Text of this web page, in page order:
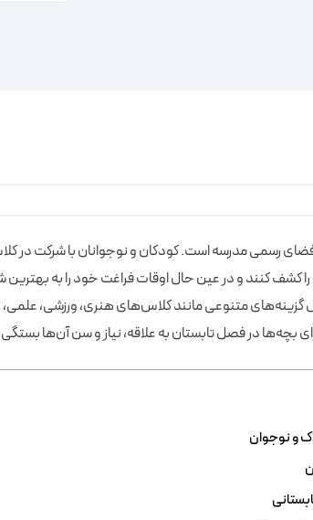
فضای رسمی مدرسه است. کودکان و نوجوانان با شرکت در
کشف کنند و در عین حال اوقات فراغت خود را به
گزینه‌های متنوعی مانند کلاس‌های هنری، ورزشی،
در فصل تابستان به علاقه، نیاز و سن آن‌ها بستگی
و نوجوان